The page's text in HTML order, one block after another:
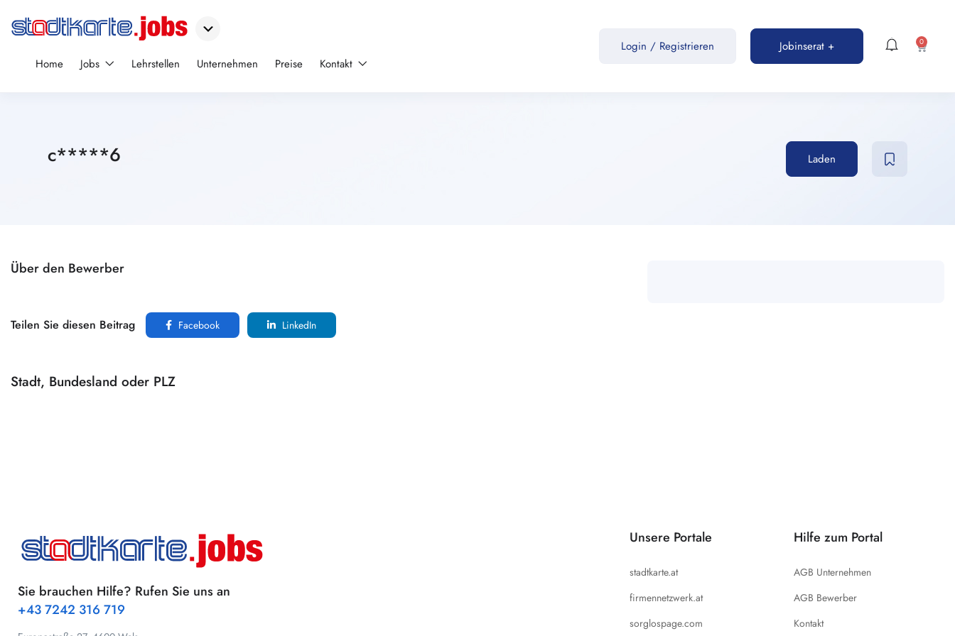
Home Jobs Lehrstellen Unternehmen Preise Kontakt
Login / Registrieren Jobinserat + 0
c*****6 Laden
Über den Bewerber
Teilen Sie diesen Beitrag Facebook LinkedIn
Stadt, Bundesland oder PLZ
Sie brauchen Hilfe? Rufen Sie uns an
+43 7242 316 719
Unsere Portale
stadtkarte.at
firmennetzwerk.at
sorglospage.com
Hilfe zum Portal
AGB Unternehmen
AGB Bewerber
Kontakt